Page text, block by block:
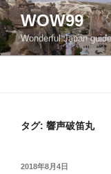
コ
ン
テ
ン
WOW99
Wonderful Japan
タグ: 響声破笛丸
投
2018年8月4日